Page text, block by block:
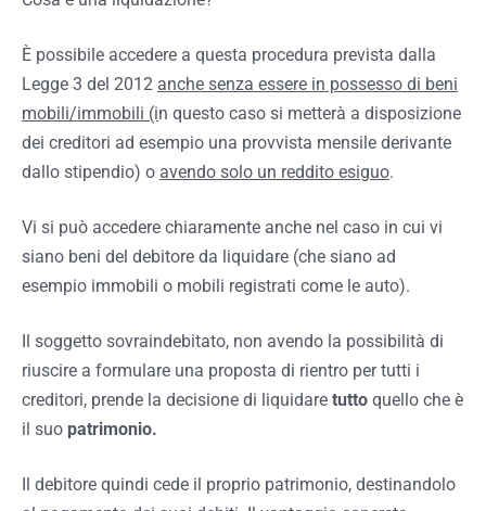
È possibile accedere a questa procedura prevista dalla
Legge 3 del 2012 anche senza essere in possesso di beni
mobili/immobili (in questo caso si metterà a disposizione
dei creditori ad esempio una provvista mensile derivante
dallo stipendio) o avendo solo un reddito esiguo.
Vi si può accedere chiaramente anche nel caso in cui vi
siano beni del debitore da liquidare (che siano ad
esempio immobili o mobili registrati come le auto).
Il soggetto sovraindebitato, non avendo la possibilità di
riuscire a formulare una proposta di rientro per tutti i
creditori, prende la decisione di liquidare tutto quello che è
il suo patrimonio.
Il debitore quindi cede il proprio patrimonio, destinandolo